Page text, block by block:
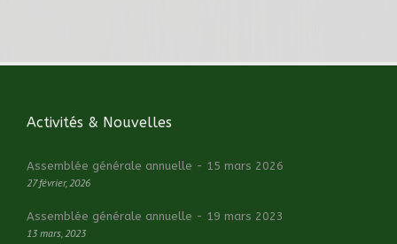
Activités & Nouvelles
Assemblée générale annuelle - 15 mars 2026
27 février, 2026
Assemblée générale annuelle - 19 mars 2023
13 mars, 2023